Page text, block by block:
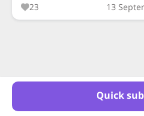
Quick
23
13